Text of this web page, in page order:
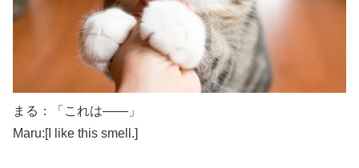
まる：「これは――」
Maru:[I like this smell.]